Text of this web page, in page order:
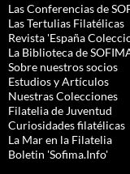
Las Conferencias de
Las Tertulias Filatélicas
Revista 'España
La Biblioteca de
Sobre nuestros socios
Estudios y Artículos
Nuestras Colecciones
Filatelia de Juventud
Curiosidades filatélicas
La Mar en la Filatelia
Boletin 'Sofima.Info'